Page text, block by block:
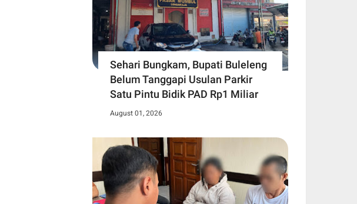
Sehari Bungkam, Bupati Buleleng
Belum Tanggapi Usulan Parkir
Satu Pintu Bidik PAD Rp1 Miliar
August 01, 2026